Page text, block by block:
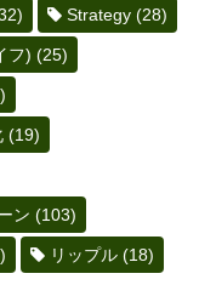
Strategy (28)
フ) (25)
(19)
ン (103)
リップル (18)